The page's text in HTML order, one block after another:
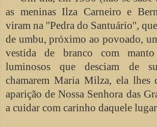
as meninas Ilza Carneiro e
viram na ''Pedra do Santuário'',
de umbu, próximo ao povoado,
vestida de branco com
luminosos que desciam de
chamarem Maria Milza, ela lhes
aparição de Nossa Senhora das
a cuidar com carinho daquele